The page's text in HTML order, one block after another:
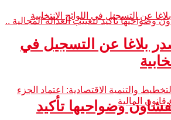
وضواحيها تأكيد
بلاغا عن التسجيل في